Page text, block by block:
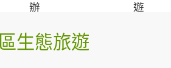
辦
遊
生態旅遊